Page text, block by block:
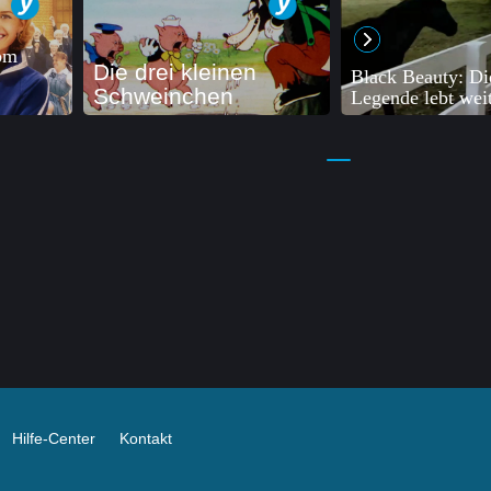
Die drei kleinen
Schweinchen
Black Beauty:
Legende lebt
Hilfe-Center
Kontakt